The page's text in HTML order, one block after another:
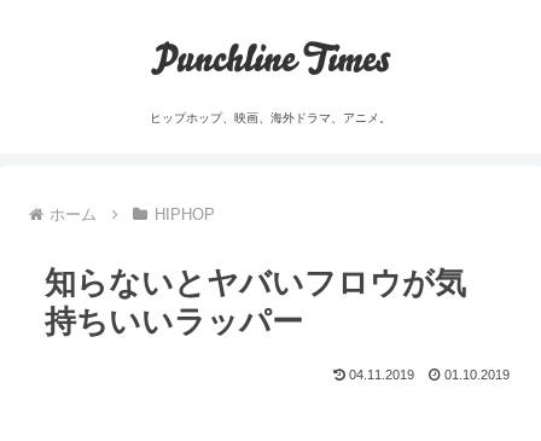
Punchline Times
ヒップホップ、映画、海外ドラマ、アニメ。
ホーム HIPHOP
知らないとヤバいフロウが気
持ちいいラッパー
04.11.2019 01.10.2019